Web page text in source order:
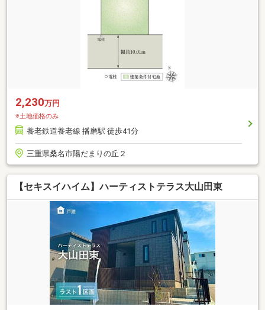
2,230万円
※土地価格のみ
養老鉄道養老線 播磨駅 徒歩41分
三重県桑名市陽だまりの丘２
【セキスイハイム】ハーティストテラス大山田東